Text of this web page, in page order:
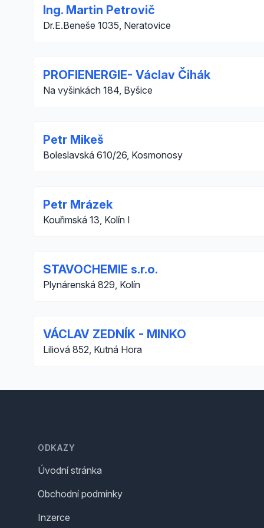
Ing. Martin Petrovič
Dr.E.Beneše 1035, Neratovice
PROFIENERGIE- Václav Čihák
Na vyšinkách 184, Byšice
Petr Mikeš
Boleslavská 610/26, Kosmonosy
Petr Mrázek
Kouřimská 13, Kolín I
STAVOCHEMIE s.r.o.
Plynárenská 829, Kolín
VÁCLAV ZEDNÍK - MINKO
Liliová 852, Kutná Hora
ODKAZY
Úvodní stránka
Obchodní podmínky
Inzerce